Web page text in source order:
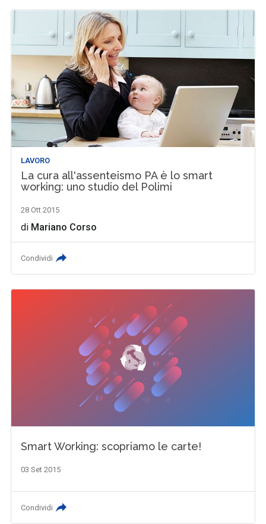
LAVORO
La cura all'assenteismo PA è lo smart
working: uno studio del Polimi
28 Ott 2015
di Mariano Corso
Condividi
Smart Working: scopriamo le carte!
03 Set 2015
Condividi